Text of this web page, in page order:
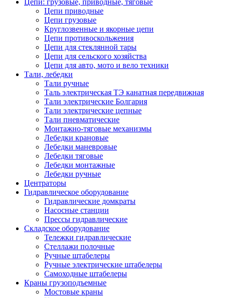
Цепи: грузовые, приводные, тяговые
Цепи приводные
Цепи грузовые
Круглозвенные и якорные цепи
Цепи противоскольжения
Цепи для стеклянной тары
Цепи для сельского хозяйства
Цепи для авто, мото и вело техники
Тали, лебедки
Тали ручные
Таль электрическая ТЭ канатная передвижная
Тали электрические Болгария
Тали электрические цепные
Тали пневматические
Монтажно-тяговые механизмы
Лебедки крановые
Лебедки маневровые
Лебедки тяговые
Лебедки монтажные
Лебедки ручные
Центраторы
Гидравлическое оборудование
Гидравлические домкраты
Насосные станции
Прессы гидравлические
Складское оборудование
Тележки гидравлические
Cтеллажи полочные
Ручные штабелеры
Ручные электрические штабелеры
Самоходные штабелеры
Краны грузоподъемные
Мостовые краны